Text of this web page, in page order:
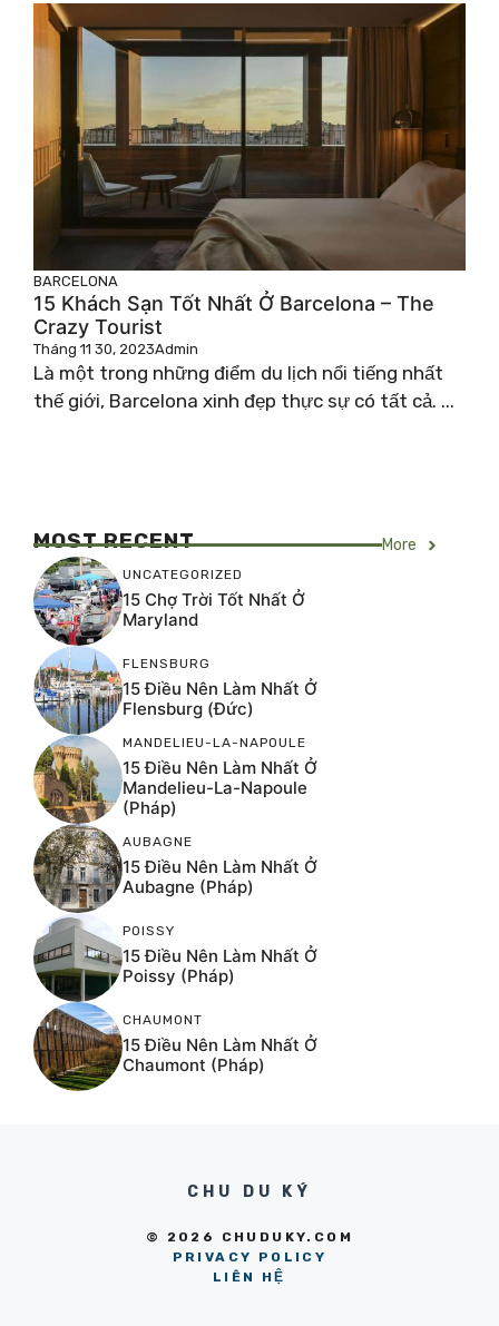
BARCELONA
15 Khách Sạn Tốt Nhất Ở Barcelona – The
Crazy Tourist
Tháng 11 30, 2023Admin
Là một trong những điểm du lịch nổi tiếng nhất
thế giới, Barcelona xinh đẹp thực sự có tất cả. ...
MOST RECENT More
UNCATEGORIZED
15 Chợ Trời Tốt Nhất Ở
Maryland
FLENSBURG
15 Điều Nên Làm Nhất Ở
Flensburg (Đức)
MANDELIEU-LA-NAPOULE
15 Điều Nên Làm Nhất Ở
Mandelieu-La-Napoule
(Pháp)
AUBAGNE
15 Điều Nên Làm Nhất Ở
Aubagne (Pháp)
POISSY
15 Điều Nên Làm Nhất Ở
Poissy (Pháp)
CHAUMONT
15 Điều Nên Làm Nhất Ở
Chaumont (Pháp)
CHU DU KÝ
© 2026 CHUDUKY.COM
PRIVACY POLICY
LIÊN HỆ